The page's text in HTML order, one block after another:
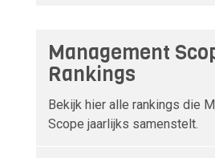
Management
Rankings
Bekijk hier alle rankings die
Scope jaarlijks samenstelt.